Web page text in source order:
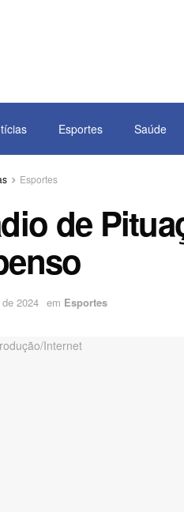
Esportes Saúde
Esportes
de
2024 em Esportes